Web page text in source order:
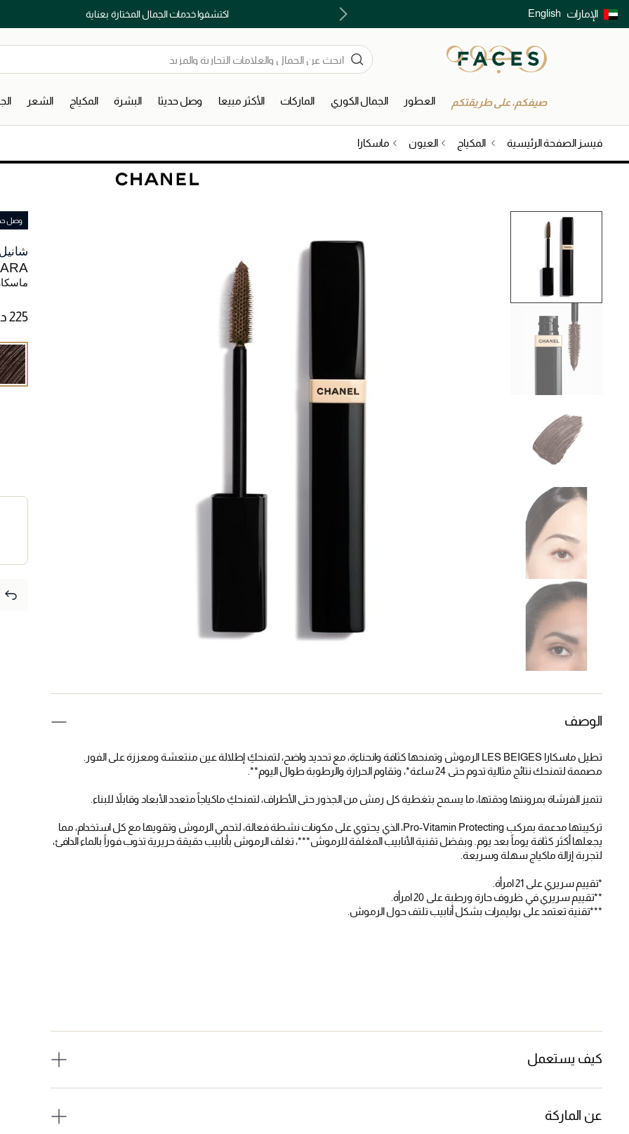
الإمارات English اكتشفوا خدمات الجمال المختارة بعناية توصيل سريع على جميع الطلبات ما فوق 299 درهم
صيفكم، على طريقتكم العطور الجمال الكوري الماركات الأكثر مبيعا وصل حديثا البشرة المكياج الشعر
فيسز الصفحة الرئيسية المكياج العيون ماسكارا
الوصف
تطيل ماسكارا LES BEIGES الرموش وتمنحها كثافة وانحناءة، مع تحديد واضح، لتمنحكِ إطلالة عين منتعشة ومعززة على الفور.
مصممة لتمنحك نتائج مثالية تدوم حتى 24 ساعة*، وتقاوم الحرارة والرطوبة طوال اليوم**.
تتميز الفرشاة بمرونتها ودقتها، ما يسمح بتغطية كل رمش من الجذور حتى الأطراف، لتمنحكِ ماكياجاً متعدد الأبعاد وقابلاً للبناء.
تركيبتها مدعمة بمركب Pro-Vitamin Protecting، الذي يحتوي على مكونات نشطة فعالة، لتحمي الرموش وتقويها مع كل استخدام، مما
يجعلها أكثر كثافة يوماً بعد يوم. وبفضل تقنية الأنابيب المغلفة للرموش***، تغلف الرموش بأنابيب دقيقة حريرية تذوب فوراً بالماء الدافئ،
لتجربة إزالة ماكياج سهلة وسريعة.
*تقييم سريري على 21 امرأة.
**تقييم سريري في ظروف حارة ورطبة على 20 امرأة.
***تقنية تعتمد على بوليمرات بشكل أنابيب تلتف حول الرموش.
كيف يستعمل
عن الماركة
وصل
شانيل